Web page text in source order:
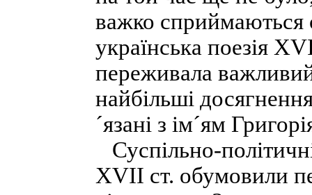
важко сприймаються
українська поезія
переживала
найбільші
´язані з ім´ям
Суспільно-
XVII ст. обумовили